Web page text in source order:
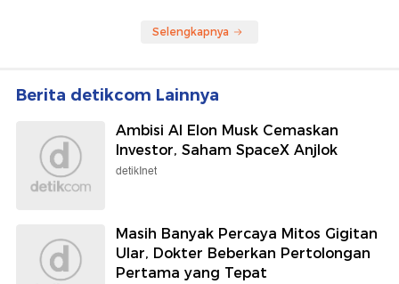
Selengkapnya
Berita detikcom Lainnya
Ambisi AI Elon Musk Cemaskan
Investor, Saham SpaceX Anjlok
detikInet
Masih Banyak Percaya Mitos Gigitan
Ular, Dokter Beberkan Pertolongan
Pertama yang Tepat